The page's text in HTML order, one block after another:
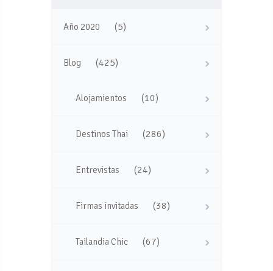
Año 2020 (5)
Blog (425)
Alojamientos (10)
Destinos Thai (286)
Entrevistas (24)
Firmas invitadas (38)
Tailandia Chic (67)